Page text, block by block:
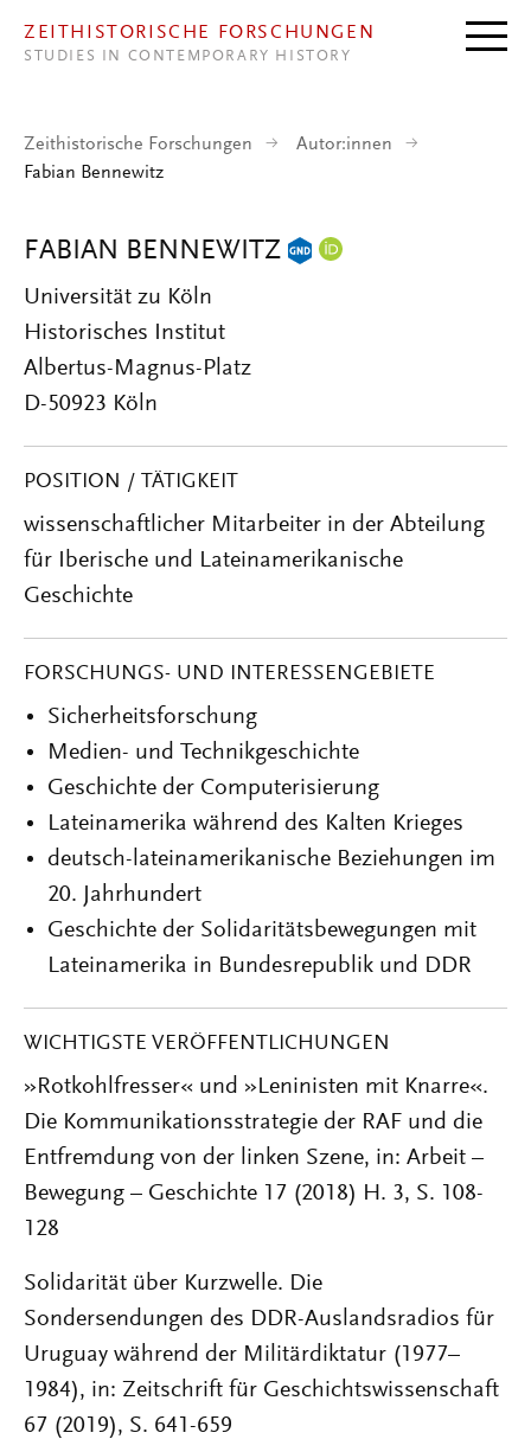
ZEITHISTORISCHE FORSCHUNGEN
STUDIES IN CONTEMPORARY HISTORY
Zeithistorische Forschungen
Autor:innen
Fabian Bennewitz
FABIAN BENNEWITZ
Universität zu Köln
Historisches Institut
Albertus-Magnus-Platz
D-50923 Köln
POSITION / TÄTIGKEIT
wissenschaftlicher Mitarbeiter in der Abteilung
für Iberische und Lateinamerikanische
Geschichte
FORSCHUNGS- UND INTERESSENGEBIETE
Sicherheitsforschung
Medien- und Technikgeschichte
Geschichte der Computerisierung
Lateinamerika während des Kalten Krieges
deutsch-lateinamerikanische Beziehungen im
20. Jahrhundert
Geschichte der Solidaritätsbewegungen mit
Lateinamerika in Bundesrepublik und DDR
WICHTIGSTE VERÖFFENTLICHUNGEN
»Rotkohlfresser« und »Leninisten mit Knarre«.
Die Kommunikationsstrategie der RAF und die
Entfremdung von der linken Szene, in: Arbeit –
Bewegung – Geschichte 17 (2018) H. 3, S. 108-
128
Solidarität über Kurzwelle. Die
Sondersendungen des DDR-Auslandsradios für
Uruguay während der Militärdiktatur (1977–
1984), in: Zeitschrift für Geschichtswissenschaft
67 (2019), S. 641-659